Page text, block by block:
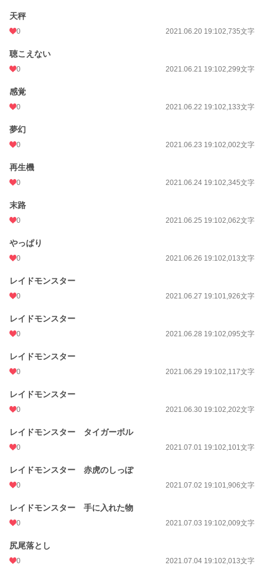
天秤
0 2021.06.20 19:102,735文字
聴こえない
0 2021.06.21 19:102,299文字
感覚
0 2021.06.22 19:102,133文字
夢幻
0 2021.06.23 19:102,002文字
再生機
0 2021.06.24 19:102,345文字
末路
0 2021.06.25 19:102,062文字
やっぱり
0 2021.06.26 19:102,013文字
レイドモンスター
0 2021.06.27 19:101,926文字
レイドモンスター
0 2021.06.28 19:102,095文字
レイドモンスター
0 2021.06.29 19:102,117文字
レイドモンスター
0 2021.06.30 19:102,202文字
レイドモンスター タイガーボル
0 2021.07.01 19:102,101文字
レイドモンスター 赤虎のしっぽ
0 2021.07.02 19:101,906文字
レイドモンスター 手に入れた物
0 2021.07.03 19:102,009文字
尻尾落とし
0 2021.07.04 19:102,013文字